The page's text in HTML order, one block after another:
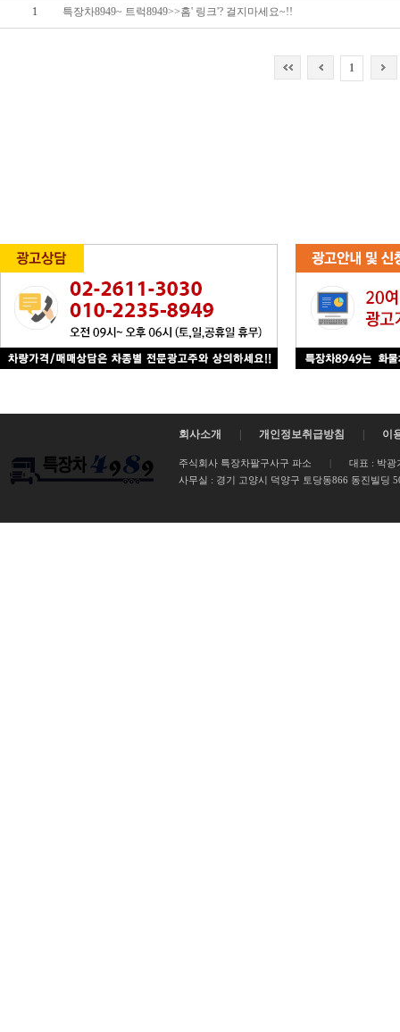
1 특장차8949~ 트럭8949>>홈' 링크'? 걸지마세요~!!
1
회사소개 개인정보취급방침 이
주식회사 특장차팔구사구 파소 |
대표 : 박광
사무실 : 경기 고양시 덕양구 토당동866 동진빌딩